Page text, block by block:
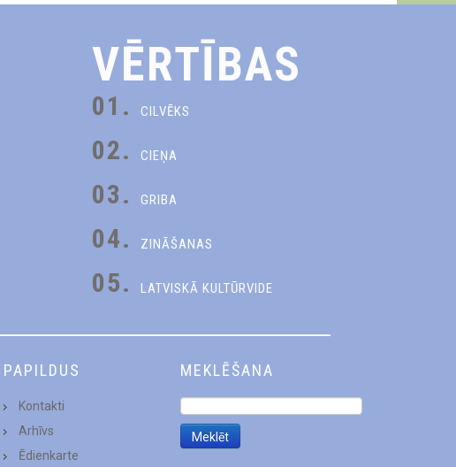
VĒRTĪBAS
01. CILVĒKS
02. CIEŅA
03. GRIBA
04. ZINĀŠANAS
05. LATVISKĀ KULTŪRVIDE
PAPILDUS
Kontakti
Arhīvs
Ēdienkarte
MEKLĒŠANA